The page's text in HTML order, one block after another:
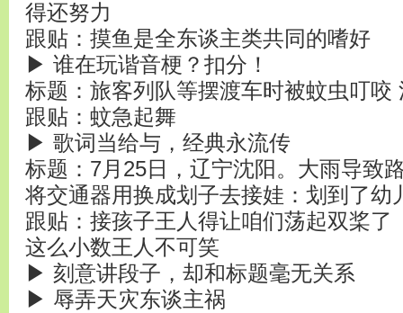
得还努力
跟贴：摸鱼是全东谈主类共同的嗜好
▶ 谁在玩谐音梗？扣分！
标题：旅客列队等摆渡车时被蚊虫叮咬
跟贴：蚊急起舞
▶ 歌词当给与，经典永流传
标题：7月25日，辽宁沈阳。大雨导致
将交通器用换成划子去接娃：划到了幼
跟贴：接孩子王人得让咱们荡起双桨了
这么小数王人不可笑
▶ 刻意讲段子，却和标题毫无关系
▶ 辱弄天灾东谈主祸